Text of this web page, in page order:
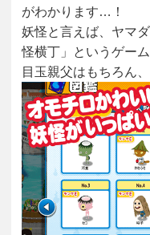
がわかります…！
妖怪と言えば、ヤマ
怪横丁」というゲー
目玉親父はもちろん